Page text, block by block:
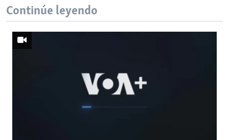
Continúe leyendo